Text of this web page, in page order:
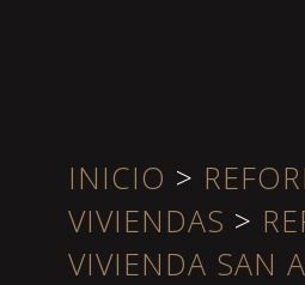
INICIO >
VIVIENDAS >
VIVIENDA SAN